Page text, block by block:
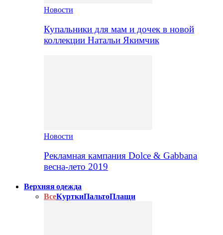
Новости
Купальники для мам и дочек в новой
коллекции Натальи Якимчик
Новости
Рекламная кампания Dolce & Gabbana
весна-лето 2019
Верхняя одежда
ВсеКурткиПальтоПлащи